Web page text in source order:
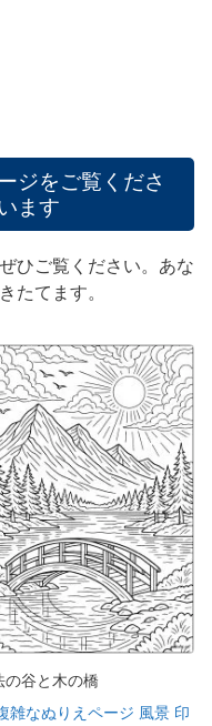
ジをご覧くださ
ます
ひご覧ください。あな
たてます。
の谷と木の橋
雑なぬりえページ 風景 印